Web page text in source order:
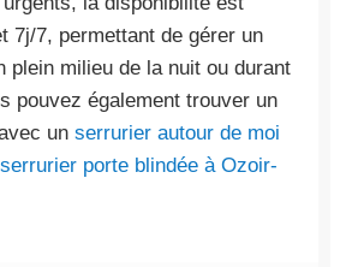
7j/7, permettant de gérer un
plein milieu de la nuit ou durant
pouvez également trouver un
un serrurier autour de moi
serrurier porte blindée à Ozoir-